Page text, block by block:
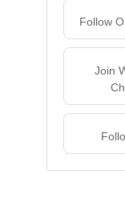
Follow
Join